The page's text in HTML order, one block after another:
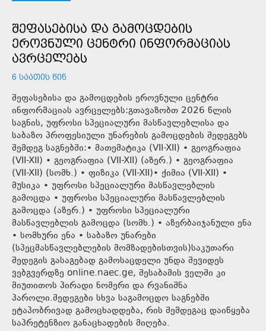
ᲨᲔᲤᲐᲡᲔᲑᲘᲡᲐ ᲓᲐ ᲒᲐᲛᲝᲪᲓᲔᲑᲘᲡ
ᲔᲠᲝᲕᲜᲣᲚᲘ ᲪᲔᲜᲢᲠᲘ ᲘᲜᲤᲝᲠᲛᲐᲪᲘᲐᲡ
ᲐᲕᲠᲪᲔᲚᲔᲑᲡ
6 ᲡᲐᲐᲗᲘᲡ ᲬᲘᲜ
შეფასებისა და გამოცდების ეროვნული ცენტრი
ინფორმაციას ავრცელებს:გთავაზობთ 2026 წლის
საგნის, უფროსი სპეციალური მასწავლებლისა და
საბაზო პროფესიული უნარების გამოცდების შედეგებს
შემდეგ საგნებში:• მათემატიკა (VII-XII) • გეოგრაფია
(VII-XII) • გეოგრაფია (VII-XII) (აზერ.) • გეოგრაფია
(VII-XII) (სომხ.) • ფიზიკა (VII-XII)• ქიმია (VII-XII) •
მუსიკა • უფროსი სპეციალური მასწავლებლის
გამოცდა • უფროსი სპეციალური მასწავლებლის
გამოცდა (აზერ.) • უფროსი სპეციალური
მასწავლებლის გამოცდა (სომხ.) • აზერბაიჯანული ენა
• სომხური ენა • საბაზო უნარები
(სპეცმასწავლებლების მომზადებისთვის)საკუთარი
შედეგის გასაგებად გამოსაცდელი უნდა შევიდეს
ვებგვერდზე online.naec.ge, შესაბამის ველში კი
მიუთითოს პირადი ნომერი და რვანიშნა
პაროლი.შედეგები სხვა საგამოცდო საგნებში
ეტაპობრივად გამოცხადდება, რის შემდეგაც დაიწყება
საპრეტენზიო განაცხადების მიღება.